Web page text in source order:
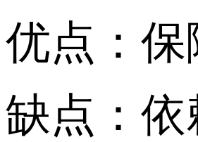
优点：
缺点：